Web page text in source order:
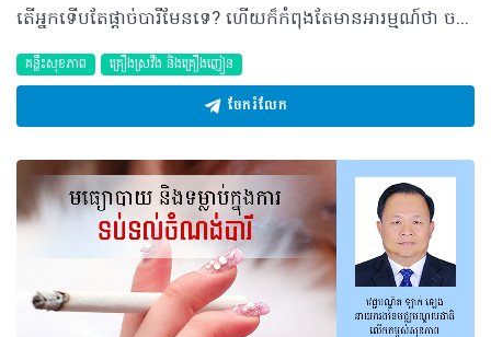
តើអ្នកទើបតែផ្តាច់បារីមែនទេ? ហើយក៏កំពុងតែមានអារម្មណ៍ថា ចង់ជក់ម្តងៗដែរ មែនទេ? ការពិតទៅ វាជារឿងធម្មតា ដែលអ្នកទើបតែផ្តាច់បារី ចេះតែមានអារម្មណ៍ចង់ជក់ម្តងៗ ព្រោះអ្នកមិនអាចចៀសផុតពីការលាប់ទ្បើងវិញ ដោយសារការញៀនជាតិនីកូទីនក្នុងបារីបានឡើយ។ ករណីនេះ អ្នកចាំបាច់ត្រូវរៀបចំផែនការ និងប្រុងស្មារតី ក្នុងការយកឈ្នះការជក់បារីទ្បើងវិញ និងជួយឲ្យអាចផ្តាច់បានអស់មួយជីវិតតាមការអនុវត្ត៣ចំណុចខាងក្រោម៖ ពង្រឹងកម្លាំងចិត្ត សកម្មភាពមួយចំនួន ដែលជួយធ្វើឲ្យចិត្តរបស់អ្នកមានភាពរឹងមាំ រួមមាន៖ • ដំណើរការមួយជំហានម្ដងៗ • ផ្តាច់ការញៀនជាតិនីកូទីន • អនុវត្តការគិតដូចអ្នកមិនជក់បារី • មានអារម្មណ៍ល្អអំពីការរស់នៅថ្មី • តាំងចិត្តដោះស្រាយរាល់ឧបសគ្គ។ សកម្មភាពត្រូវធ្វើ ពេលលាប់ទ្បើងវិញ ប្រសិនបើអ្នកដឹងខ្លួនឯងថា អ្នកកំពុងលាប់ឡើងវិញនោះ អ្នកចាំបាច់ត្រូវ៖ • រក្សាការជំរុញ និងលើកទឹកចិត្តដល់ខ្លួនឯង • មានអាកប្បកិរិយាវិជ្ជមានជានិច្ច • រំឭកអំពីគ្រោះថ្នាក់នៃការប្រើប្រាស់ថ្នាំជក់ • រៀបចំផែនការសកម្មភាពទ្បើងវិញដដែលៗ៖ ចៀសវាង - ផ្លាស់ប្តូរ - ពន្យារពេល។ ពេលក្លាយខ្លួនជាអ្នកផ្តាច់បារីបាន១០០% ទោះអ្នកបានផ្តាច់រួចហើយក៏ដោយ​ អ្នកចាំបាច់ត្រូវមានទម្លាប់៖ • ថែរក្សាការប្តេជ្ញាចិត្ត និងលើកទឹកចិត្ត • ប្រើប្រាស់ជំនាញដែលបានរៀន ដើម្បីស្ថិតនៅជាអ្នកមិនជក់បារី • ស្វែងរកឲ្យឃើញនូវលទ្ធភាពវិជ្ជមានដ៏ពេញលេញរបស់អ្នក ដើម្បីឲ្យអនាគតស្ថិតក្នុងដៃរបស់អ្នក • ត្រូវគិតថា អ្នកបានក្លាយខ្លួនជាអ្នកមិនជក់បារី គឺអ្នកបានសម្រេចនូវកិច្ចការ និងការផ្លាស់ប្តូរដ៏មហាអស្ចារ្យ នៅក្នុងជីវិតរបស់អ្នក។ បកស្រាយដោយ៖ វេជ្ជបណ្ឌិត ឡាក់ ឡេង នាយករងនៃមជ្ឈមណ្ឌលជាតិ លើកកម្ពស់សុខភាព ©2018 រក្សាសិទ្ធិគ្រប់យ៉ាង​ដោយ Healthtime Corporation ចំពោះគ្រប់អត្ថបទដោយគ្មានផ្នែកណាមួយត្រូវបោះពុម្ពផ្សាយចូល ប្រព័ន្ធអ៊ីនធឺណែតឧបករណ៍អេឡិចត្រូនិកអាត់ជាសំឡេងឬថតចំលងគ្រប់រូបភាពដោយគ្មានការអនុញ្ញាតឡើយ
គន្លឹះសុខភាព គ្រឿងស្រវឹង​ និងគ្រឿងញៀន
ចែករំលែក